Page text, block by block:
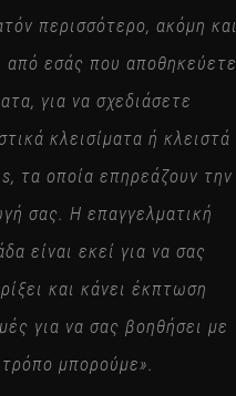
περισσότερο, ακόμη και
από εσάς που αποθηκεύετε
για να σχεδιάσετε
κλεισίματα ή κλειστά
τα οποία επηρεάζουν την
σας. Η επαγγελματική
είναι εκεί για να σας
και κάνει έκπτωση
για να σας βοηθήσει με
μπορούμε».